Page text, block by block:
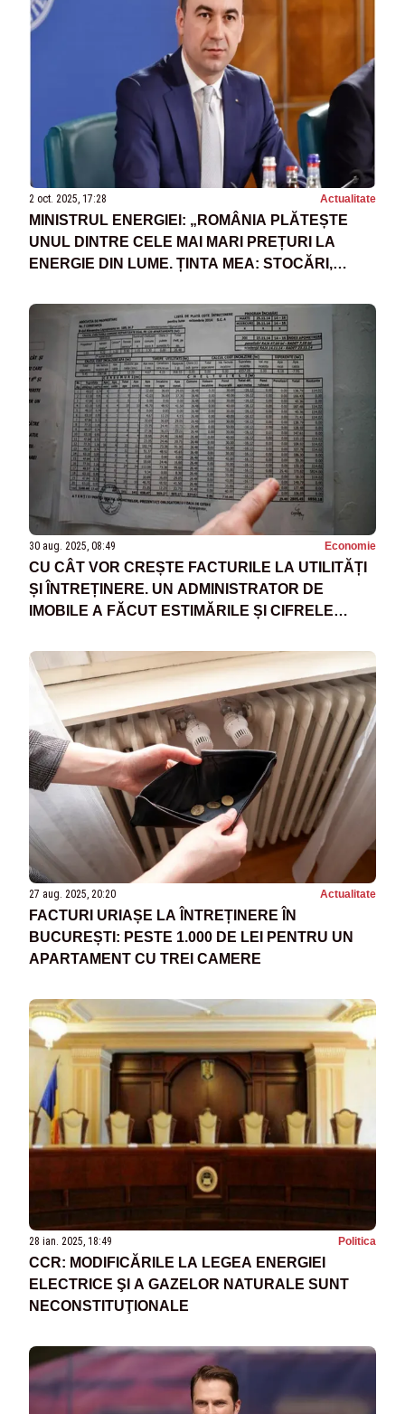
2 oct. 2025, 17:28 Actualitate
MINISTRUL ENERGIEI: „ROMÂNIA PLĂTEȘTE
UNUL DINTRE CELE MAI MARI PREȚURI LA
ENERGIE DIN LUME. ȚINTA MEA: STOCĂRI,
30 aug. 2025, 08:49 Economie
CU CÂT VOR CREȘTE FACTURILE LA UTILITĂȚI
ȘI ÎNTREȚINERE. UN ADMINISTRATOR DE
IMOBILE A FĂCUT ESTIMĂRILE ȘI CIFRELE
27 aug. 2025, 20:20 Actualitate
FACTURI URIAȘE LA ÎNTREȚINERE ÎN
BUCUREȘTI: PESTE 1.000 DE LEI PENTRU UN
APARTAMENT CU TREI CAMERE
28 ian. 2025, 18:49 Politica
CCR: MODIFICĂRILE LA LEGEA ENERGIEI
ELECTRICE ŞI A GAZELOR NATURALE SUNT
NECONSTITUŢIONALE​​​​​​​​​​​​​​​​